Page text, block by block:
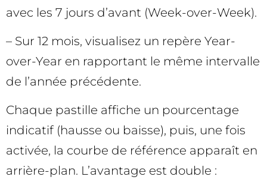
avec les 7 jours d’avant (Week-over-Week).
– Sur 12 mois, visualisez un repère Year-
over-Year en rapportant le même intervalle
de l’année précédente.
Chaque pastille affiche un pourcentage
indicatif (hausse ou baisse), puis, une fois
activée, la courbe de référence apparaît en
arrière-plan. L’avantage est double :